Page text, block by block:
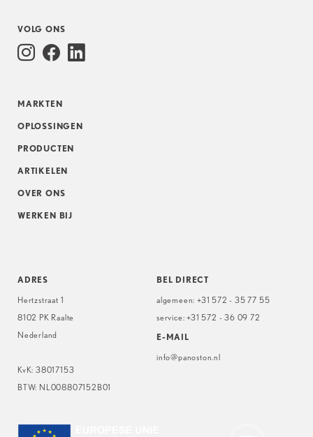
VOLG ONS
MARKTEN
OPLOSSINGEN
PRODUCTEN
ARTIKELEN
OVER ONS
WERKEN BIJ
ADRES
Hertzstraat 1
8102 PK Raalte
Nederland
KvK: 38017153
BTW: NL008807152B01
BEL DIRECT
algemeen: +31 572 - 35 77 55
service:+31 572 - 36 09 72
E-MAIL
info@panoston.nl